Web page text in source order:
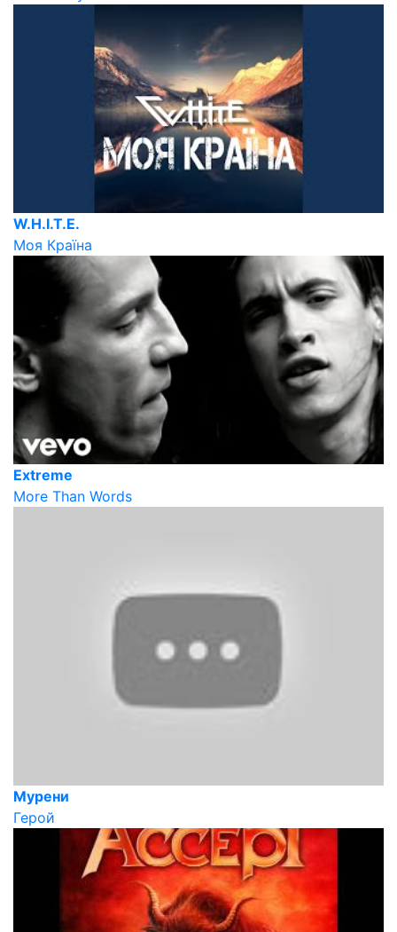
W.H.I.T.E.
Моя Країна
Extreme
More Than Words
Мурени
Герой